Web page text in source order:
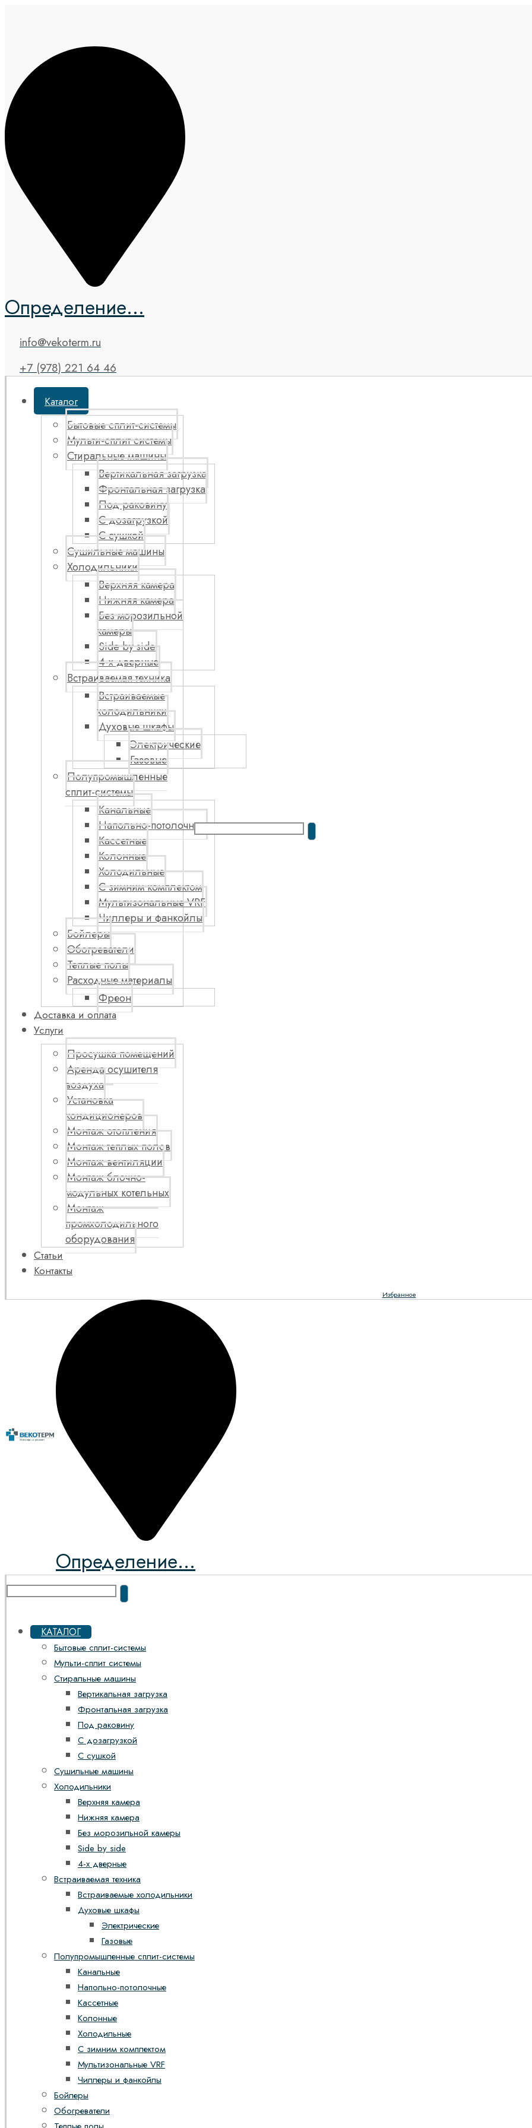
Определение...
info@vekoterm.ru
+7 (978) 221 64 46
Каталог
Бытовые сплит-системы
Мульти-сплит системы
Стиральные машины
Вертикальная загрузка
Фронтальная загрузка
Под раковину
С дозагрузкой
С сушкой
Сушильные машины
Холодильники
Верхняя камера
Нижняя камера
Без морозильной
камеры
Side by side
4-х дверные
Встраиваемая техника
Встраиваемые
холодильники
Духовые шкафы
Электрические
Газовые
Полупромышленные
сплит-системы
Канальные
Напольно-потолочные
Кассетные
Колонные
Холодильные
С зимним комплектом
Мультизональные VRF
Чиллеры и фанкойлы
Бойлеры
Обогреватели
Теплые полы
Расходные материалы
Фреон
Доставка и оплата
Услуги
Просушка помещений
Аренда осушителя
воздуха
Установка
кондиционеров
Монтаж отопления
Монтаж теплых полов
Монтаж вентиляции
Монтаж блочно-
модульных котельных
Монтаж
промхолодильного
оборудования
Статьи
Контакты
Избранное
Определение...
КАТАЛОГ
Бытовые сплит-системы
Мульти-сплит системы
Стиральные машины
Вертикальная загрузка
Фронтальная загрузка
Под раковину
С дозагрузкой
С сушкой
Сушильные машины
Холодильники
Верхняя камера
Нижняя камера
Без морозильной камеры
Side by side
4-х дверные
Встраиваемая техника
Встраиваемые холодильники
Духовые шкафы
Электрические
Газовые
Полупромышленные сплит-системы
Канальные
Напольно-потолочные
Кассетные
Колонные
Холодильные
С зимним комплектом
Мультизональные VRF
Чиллеры и фанкойлы
Бойлеры
Обогреватели